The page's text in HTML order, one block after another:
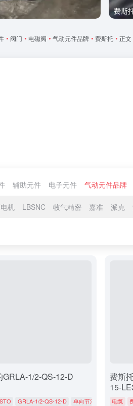
费斯
• 阀门 • 电磁阀 • 气动元件品牌 • 费斯托 • 正文
辅助元件 电子元件 气动元件品牌
机 LBSNC 牧气精密 嘉准 派克
1/2-QS-12-D
GRLA-1/2-QS-12-D 单向节流阀
费斯
15-
电缆